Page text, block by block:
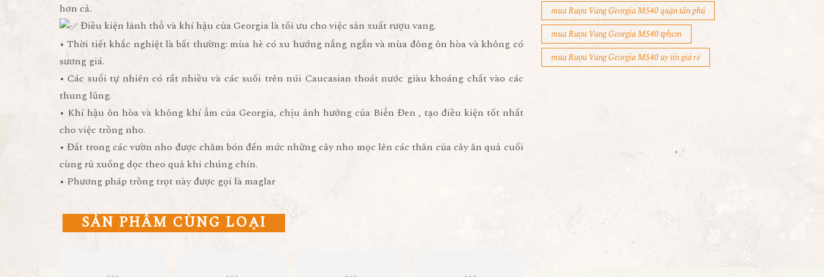
hơn cả.
Điều kiện lãnh thổ và khí hậu của Georgia là tối ưu cho việc sản xuất rượu vang.
• Thời tiết khắc nghiệt là bất thường: mùa hè có xu hướng nắng ngắn và mùa đông ôn hòa và không có
sương giá.
• Các suối tự nhiên có rất nhiều và các suối trên núi Caucasian thoát nước giàu khoáng chất vào các
thung lũng.
• Khí hậu ôn hòa và không khí ẩm của Georgia, chịu ảnh hưởng của Biển Đen , tạo điều kiện tốt nhất
cho việc trồng nho.
• Đất trong các vườn nho được chăm bón đến mức những cây nho mọc lên các thân của cây ăn quả cuối
cùng rủ xuống dọc theo quả khi chúng chín.
• Phương pháp trồng trọt này được gọi là maglar
SẢN PHẨM CÙNG LOẠI
mua Rượu Vang Georgia MS40 quận tân phú
mua Rượu Vang Georgia MS40 tphcm
mua Rượu Vang Georgia MS40 uy tín giá rẻ